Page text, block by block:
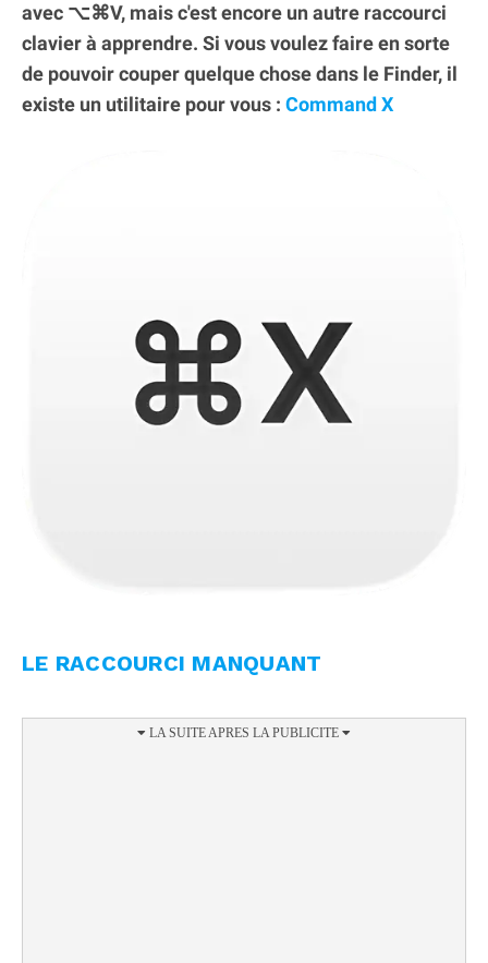
avec ⌥⌘V, mais c'est encore un autre raccourci
clavier à apprendre. Si vous voulez faire en sorte
de pouvoir couper quelque chose dans le Finder, il
existe un utilitaire pour vous : Command X
LE RACCOURCI MANQUANT